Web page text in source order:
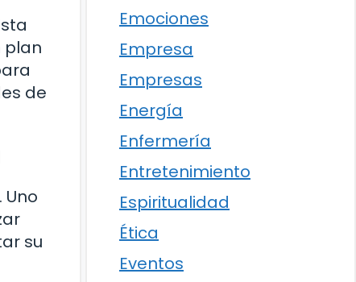
plan
de
su
Emociones
Empresa
Empresas
Energía
Enfermería
Entretenimiento
Espiritualidad
Ética
Eventos